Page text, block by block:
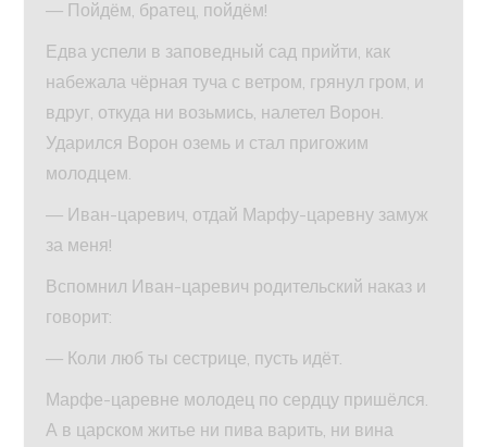
— Пойдём, братец, пойдём!
Едва успели в заповедный сад прийти, как
набежала чёрная туча с ветром, грянул гром, и
вдруг, откуда ни возьмись, налетел Ворон.
Ударился Ворон оземь и стал пригожим
молодцем.
— Иван-царевич, отдай Марфу-царевну замуж
за меня!
Вспомнил Иван-царевич родительский наказ и
говорит:
— Коли люб ты сестрице, пусть идёт.
Марфе-царевне молодец по сердцу пришёлся.
А в царском житье ни пива варить, ни вина